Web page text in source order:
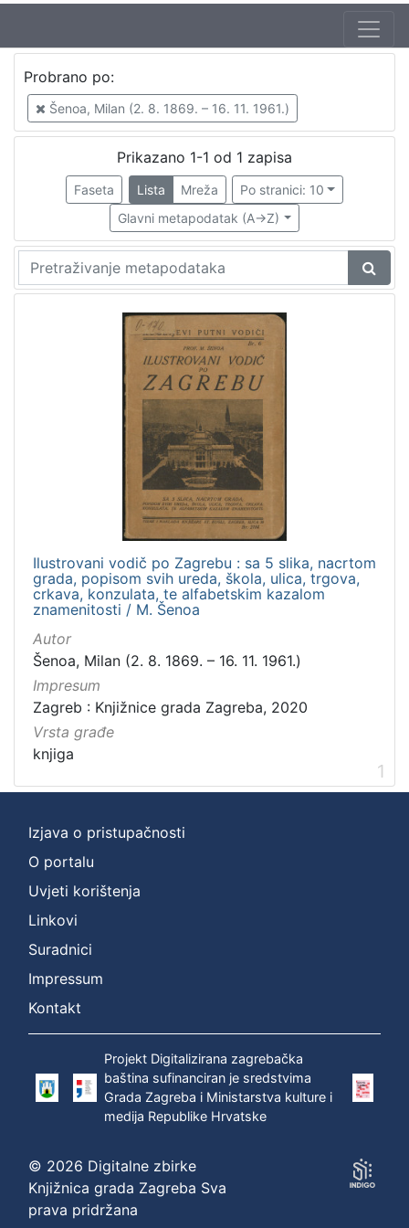
Jezik
hrvatski
Knjige
Probrano po:
Šenoa, Milan (2. 8. 1869. – 16. 11. 1961.)
Prikazano 1-1 od 1 zapisa
Faseta Lista Mreža
Po stranici: 10
Glavni metapodatak (A->Z)
Ilustrovani vodič po Zagrebu : sa 5 slika, nacrtom
grada, popisom svih ureda, škola, ulica, trgova,
crkava, konzulata, te alfabetskim kazalom
znamenitosti / M. Šenoa
Autor
Šenoa, Milan (2. 8. 1869. – 16. 11. 1961.)
Impresum
Zagreb : Knjižnice grada Zagreba, 2020
Vrsta građe
knjiga
1
Izjava o pristupačnosti
O portalu
Uvjeti korištenja
Linkovi
Suradnici
Impressum
Kontakt
Projekt Digitalizirana zagrebačka
baština sufinanciran je sredstvima
Grada Zagreba i Ministarstva kulture i
medija Republike Hrvatske
© 2026 Digitalne zbirke
Knjižnica grada Zagreba Sva
prava pridržana